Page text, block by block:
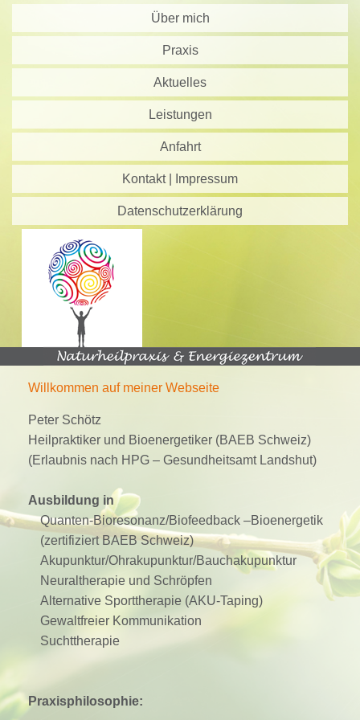
Über mich
Praxis
Aktuelles
Leistungen
Anfahrt
Kontakt | Impressum
Datenschutzerklärung
Willkommen auf meiner Webseite
Peter Schötz
Heilpraktiker und Bioenergetiker (BAEB Schweiz)
(Erlaubnis nach HPG – Gesundheitsamt Landshut)
Ausbildung in
Quanten-Bioresonanz/Biofeedback –Bioenergetik
(zertifiziert BAEB Schweiz)
Akupunktur/Ohrakupunktur/Bauchakupunktur
Neuraltherapie und Schröpfen
Alternative Sporttherapie (AKU-Taping)
Gewaltfreier Kommunikation
Suchttherapie
Praxisphilosophie: